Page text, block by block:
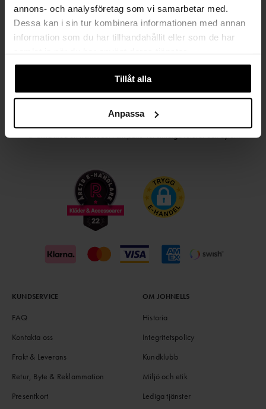
annons- och analysföretag som vi samarbetar med.
Dessa kan i sin tur kombinera informationen med annan
information som du har tillhandahållit eller som de har
Tillåt alla
Anpassa
Kvinna Man
PRENUMERERA
HANDLA TRYGGT OCH SMIDIGT
Välj det betalsätt som passar dig med Klarna. Vi på Johnells erbjuder flera
bekväma fraktalternativ; utlämningsställe, hemleverans och paketskåp. Du
får alltid med en fraktsedel i ditt paket för smidiga returer och byten!
KUNDSERVICE
FAQ
Kontakta oss
Frakt & Leverans
Retur, Byte & Reklammation
Presentkort
OM JOHNELLS
Historia
Integritetspolicy
Kundklubb
Miljö och etik
Lediga tjänster